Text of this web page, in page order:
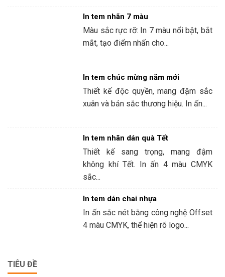
In tem nhãn 7 màu
Màu sắc rực rỡ: In 7 màu nổi bật, bắt
mắt, tạo điểm nhấn cho...
In tem chúc mừng năm mới
Thiết kế độc quyền, mang đậm sắc
xuân và bản sắc thương hiệu. In ấn...
In tem nhãn dán quà Tết
Thiết kế sang trọng, mang đậm
không khí Tết. In ấn 4 màu CMYK
sắc...
In tem dán chai nhựa
In ấn sắc nét bằng công nghệ Offset
4 màu CMYK, thể hiện rõ logo...
TIÊU ĐỀ